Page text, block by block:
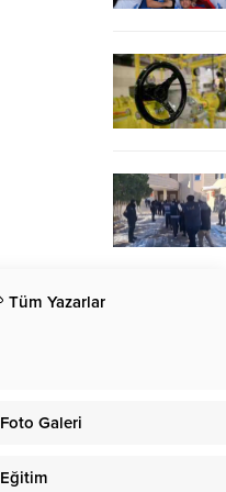
Tüm Yazarlar
Foto Galeri
Eğitim